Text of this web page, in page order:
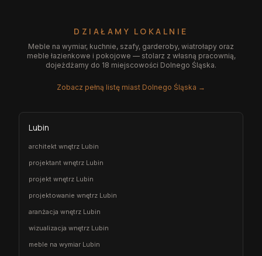
DZIAŁAMY LOKALNIE
Meble na wymiar, kuchnie, szafy, garderoby, wiatrołapy oraz
meble łazienkowe i pokojowe — stolarz z własną pracownią,
dojeżdżamy do 18 miejscowości Dolnego Śląska.
Zobacz pełną listę miast Dolnego Śląska →
Lubin
architekt wnętrz Lubin
projektant wnętrz Lubin
projekt wnętrz Lubin
projektowanie wnętrz Lubin
aranżacja wnętrz Lubin
wizualizacja wnętrz Lubin
meble na wymiar Lubin